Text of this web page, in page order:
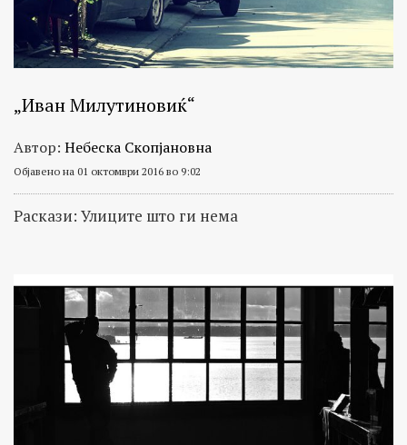
„Иван Милутиновиќ“
Автор: Небеска Скопјановна
Објавено на 01 октомври 2016 во 9:02
Раскази: Улиците што ги нема